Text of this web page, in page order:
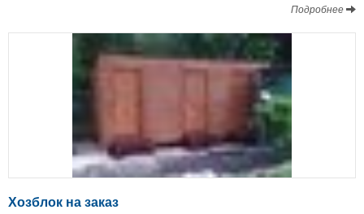
Подробнее
Хозблок на заказ